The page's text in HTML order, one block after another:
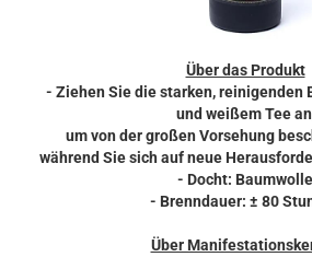
Über das Produkt
- Ziehen Sie die starken, reinigenden
und weißem Tee
um von der großen Vorsehung
während Sie sich auf neue
- Docht: Baumwolle
- Brenndauer: ± 80
Über